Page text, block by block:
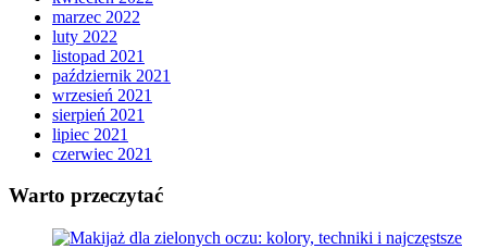
marzec 2022
luty 2022
listopad 2021
październik 2021
wrzesień 2021
sierpień 2021
lipiec 2021
czerwiec 2021
Warto przeczytać